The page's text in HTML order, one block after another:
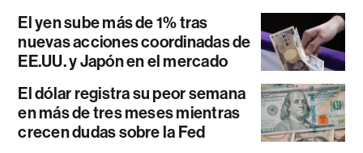
El yen sube más de 1% tras
nuevas acciones coordinadas de
EE.UU. y Japón en el mercado
El dólar registra su peor semana
en más de tres meses mientras
crecen dudas sobre la Fed